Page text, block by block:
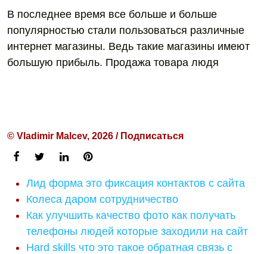
В последнее время все больше и больше
популярностью стали пользоваться различные
интернет магазины. Ведь такие магазины имеют
большую прибыль. Продажа товара людя
© Vladimir Malcev, 2026 / Подписаться
Лид форма это фиксация контактов с сайта
Колеса даром сотрудничество
Как улучшить качество фото как получать
телефоны людей которые заходили на сайт
Hard skills что это такое обратная связь с